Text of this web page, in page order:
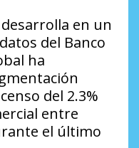
en un
del Banco
ha
del 2.3%
entre
el último